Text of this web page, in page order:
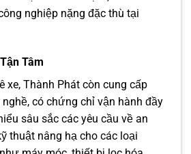
nghiệp nặng đặc thù tại
Tâm
xe, Thành Phát còn cung cấp
có chứng chỉ vận hành đầy
sâu sắc các yêu cầu về an
thuật nâng hạ cho các loại